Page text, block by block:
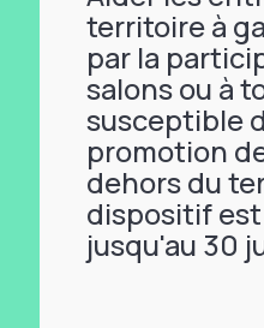
territoire à
par la
salons ou à
susceptible
promotion
dehors du
dispositif
jusqu'au 30